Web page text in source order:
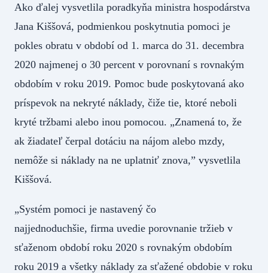
Ako ďalej vysvetlila poradkyňa ministra hospodárstva
Jana Kiššová, podmienkou poskytnutia pomoci je
pokles obratu v období od 1. marca do 31. decembra
2020 najmenej o 30 percent v porovnaní s rovnakým
obdobím v roku 2019. Pomoc bude poskytovaná ako
príspevok na nekryté náklady, čiže tie, ktoré neboli
kryté tržbami alebo inou pomocou. „Znamená to, že
ak žiadateľ čerpal dotáciu na nájom alebo mzdy,
nemôže si náklady na ne uplatniť znova,” vysvetlila
Kiššová.
„Systém pomoci je nastavený čo
najjednoduchšie, firma uvedie porovnanie tržieb v
sťaženom období roku 2020 s rovnakým obdobím
roku 2019 a všetky náklady za sťažené obdobie v roku